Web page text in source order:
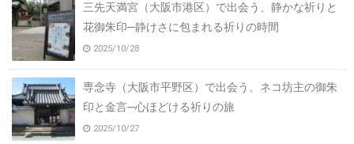
三先天満宮（大阪市港区）で出会う、静かな祈りと
花御朱印─静けさに包まれる祈りの時間
2025/10/28
専念寺（大阪市平野区）で出会う、ネコ坊主の御朱
印と金言─心ほどける祈りの旅
2025/10/27